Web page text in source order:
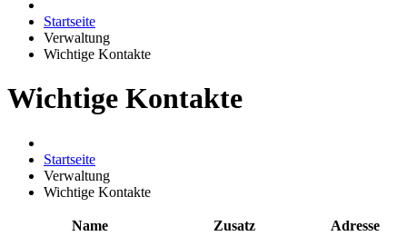
Startseite
Verwaltung
Wichtige Kontakte
Wichtige Kontakte
Startseite
Verwaltung
Wichtige Kontakte
Name Zusatz Adresse